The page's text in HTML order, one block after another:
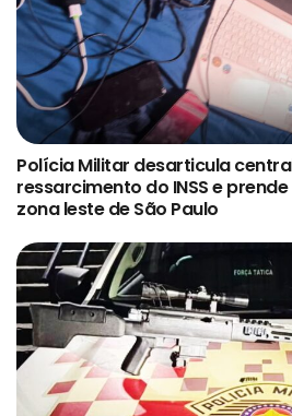
Polícia Militar desarticula
ressarcimento do INSS e
zona leste de São Paulo